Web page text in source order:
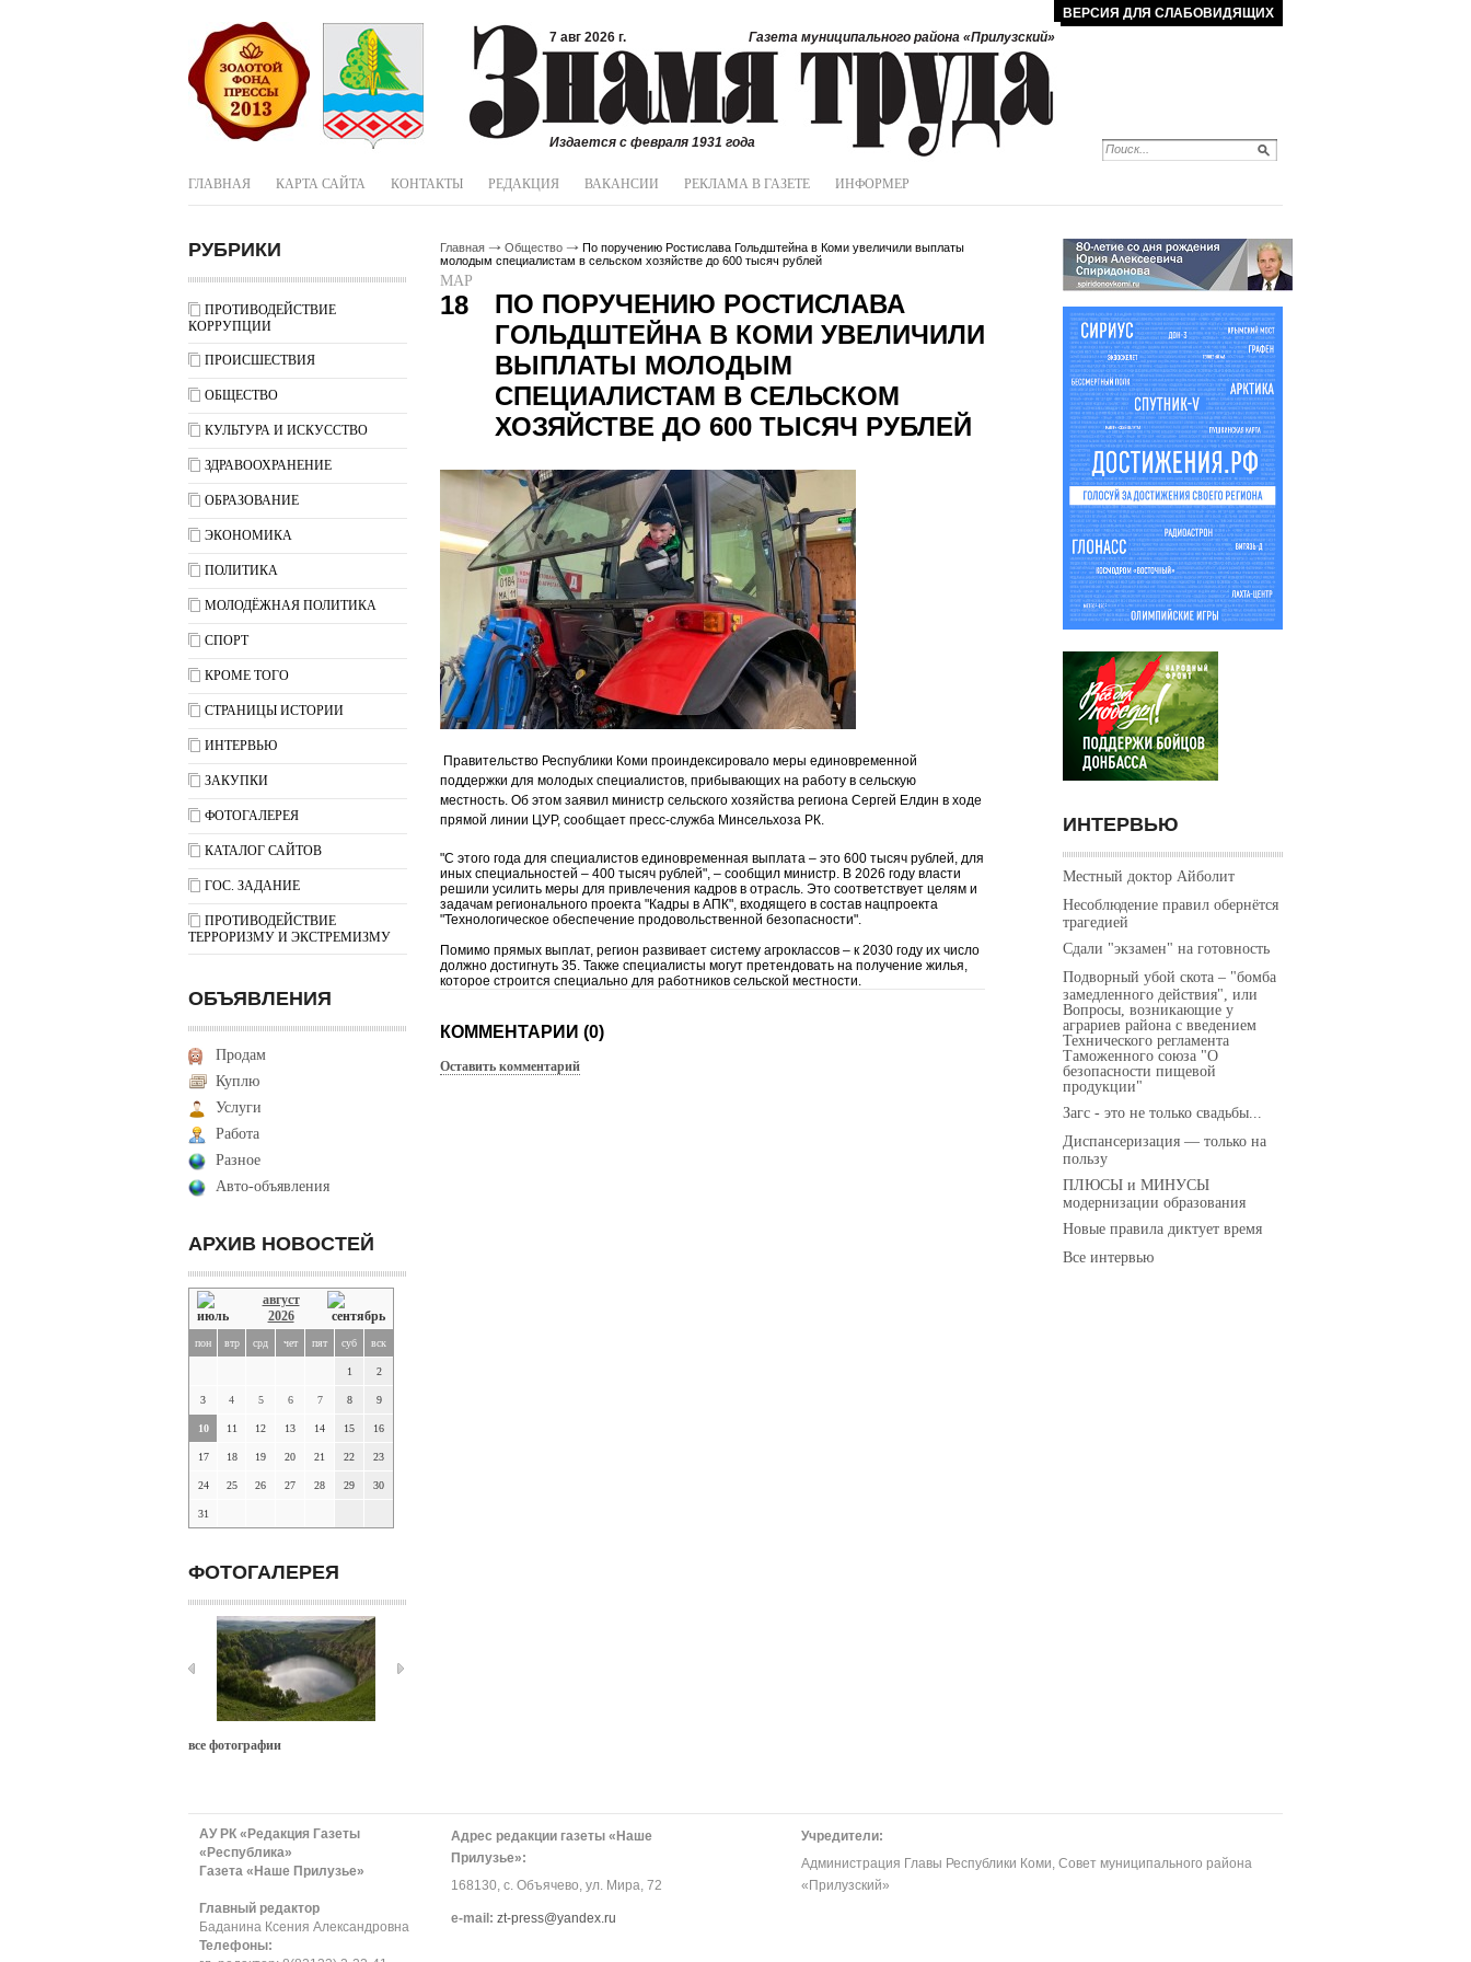
ВЕРСИЯ ДЛЯ СЛАБОВИДЯЩИХ
7 авг 2026 г.
Газета муниципального района «Прилузский»
Издается с февраля 1931 года
ГЛАВНАЯ КАРТА САЙТА КОНТАКТЫ РЕДАКЦИЯ ВАКАНСИИ РЕКЛАМА В ГАЗЕТЕ ИНФОРМЕР
РУБРИКИ
ПРОТИВОДЕЙСТВИЕ
КОРРУПЦИИ
ПРОИСШЕСТВИЯ
ОБЩЕСТВО
КУЛЬТУРА И ИСКУССТВО
ЗДРАВООХРАНЕНИЕ
ОБРАЗОВАНИЕ
ЭКОНОМИКА
ПОЛИТИКА
МОЛОДЁЖНАЯ ПОЛИТИКА
СПОРТ
КРОМЕ ТОГО
СТРАНИЦЫ ИСТОРИИ
ИНТЕРВЬЮ
ЗАКУПКИ
ФОТОГАЛЕРЕЯ
КАТАЛОГ САЙТОВ
ГОС. ЗАДАНИЕ
ПРОТИВОДЕЙСТВИЕ
ТЕРРОРИЗМУ И ЭКСТРЕМИЗМУ
ОБЪЯВЛЕНИЯ
Продам
Куплю
Услуги
Работа
Разное
Авто-объявления
АРХИВ НОВОСТЕЙ
август
2026
пон втр срд чет пят суб вск
1 2
3 4 5 6 7 8 9
10 11 12 13 14 15 16
17 18 19 20 21 22 23
24 25 26 27 28 29 30
31
ФОТОГАЛЕРЕЯ
все фотографии
Главная Общество
По поручению Ростислава Гольдштейна в Коми увеличили выплаты
молодым специалистам в сельском хозяйстве до 600 тысяч рублей
МАР
18
ПО ПОРУЧЕНИЮ РОСТИСЛАВА
ГОЛЬДШТЕЙНА В КОМИ УВЕЛИЧИЛИ
ВЫПЛАТЫ МОЛОДЫМ
СПЕЦИАЛИСТАМ В СЕЛЬСКОМ
ХОЗЯЙСТВЕ ДО 600 ТЫСЯЧ РУБЛЕЙ
Правительство Республики Коми проиндексировало меры единовременной
поддержки для молодых специалистов, прибывающих на работу в сельскую
местность. Об этом заявил министр сельского хозяйства региона Сергей Елдин в ходе
прямой линии ЦУР, сообщает пресс-служба Минсельхоза РК.
"С этого года для специалистов единовременная выплата – это 600 тысяч рублей, для
иных специальностей – 400 тысяч рублей", – сообщил министр. В 2026 году власти
решили усилить меры для привлечения кадров в отрасль. Это соответствует целям и
задачам регионального проекта "Кадры в АПК", входящего в состав нацпроекта
"Технологическое обеспечение продовольственной безопасности".
Помимо прямых выплат, регион развивает систему агроклассов – к 2030 году их число
должно достигнуть 35. Также специалисты могут претендовать на получение жилья,
которое строится специально для работников сельской местности.
КОММЕНТАРИИ (0)
Оставить комментарий
ИНТЕРВЬЮ
Местный доктор Айболит
Несоблюдение правил обернётся
трагедией
Сдали "экзамен" на готовность
Подворный убой скота – "бомба
замедленного действия", или
Вопросы, возникающие у
аграриев района с введением
Технического регламента
Таможенного союза "О
безопасности пищевой
продукции"
Загс - это не только свадьбы...
Диспансеризация — только на
пользу
ПЛЮСЫ и МИНУСЫ
модернизации образования
Новые правила диктует время
Все интервью
АУ РК «Редакция Газеты
«Республика»
Газета «Наше Прилузье»
Главный редактор
Баданина Ксения Александровна
Телефоны:
Адрес редакции газеты «Наше
Прилузье»:
168130, с. Объячево, ул. Мира, 72
е-mail: zt-press@yandex.ru
Учредители:
Администрация Главы Республики Коми, Совет муниципального района
«Прилузский»